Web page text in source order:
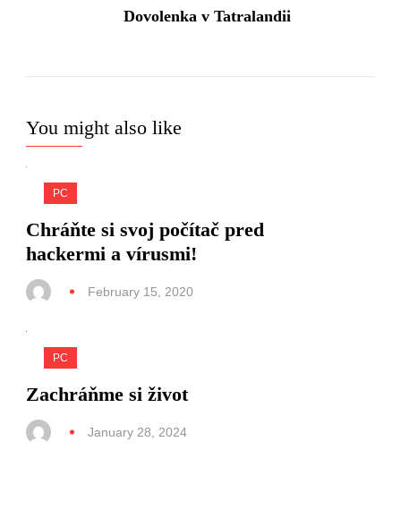
Dovolenka v Tatralandii
You might also like
PC
Chráňte si svoj počítač pred
hackermi a vírusmi!
February 15, 2020
PC
Zachráňme si život
January 28, 2024